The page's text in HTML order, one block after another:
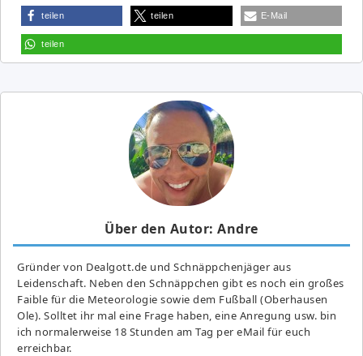
teilen teilen E-Mail
teilen
Über den Autor: Andre
Gründer von Dealgott.de und Schnäppchenjäger aus
Leidenschaft. Neben den Schnäppchen gibt es noch ein großes
Fai­ble für die Meteorologie sowie dem Fußball (Oberhausen
Ole). Solltet ihr mal eine Frage haben, eine Anregung usw. bin
ich normalerweise 18 Stunden am Tag per eMail für euch
erreichbar.